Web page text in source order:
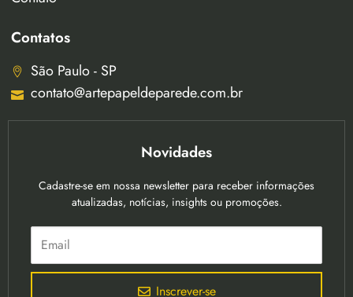
Contatos
São Paulo - SP
contato@artepapeldeparede.com.br
Novidades
Cadastre-se em nossa newsletter para receber informações
atualizadas, notícias, insights ou promoções.
Inscrever-se